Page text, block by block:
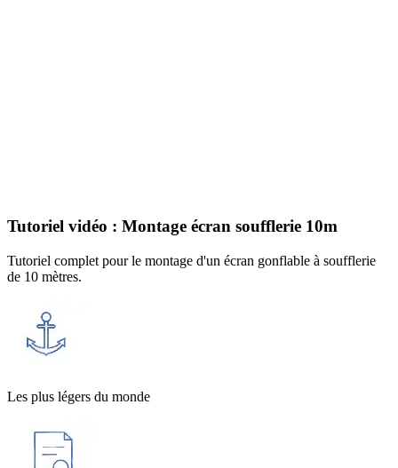
Tutoriel vidéo : Montage écran soufflerie 10m
Tutoriel complet pour le montage d'un écran gonflable à soufflerie
de 10 mètres.
Les plus légers du monde